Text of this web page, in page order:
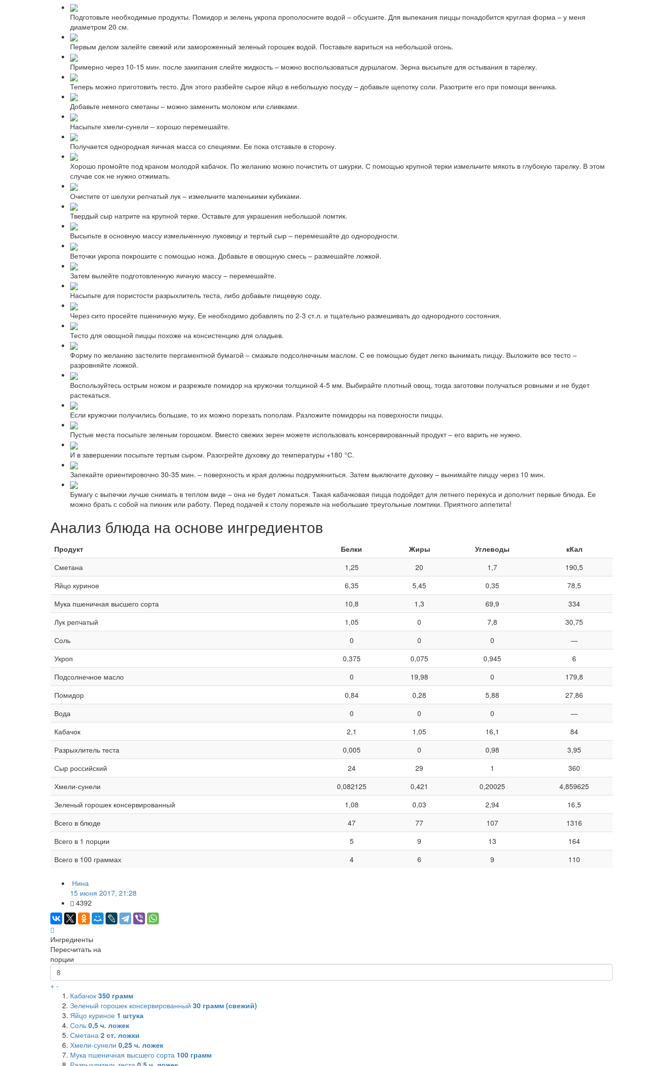
Подготовьте необходимые продукты. Помидор и зелень укропа прополосните водой – обсушите. Для выпекания пиццы понадобится круглая форма – у меня
диаметром 20 см.
Первым делом залейте свежий или замороженный зеленый горошек водой. Поставьте вариться на небольшой огонь.
Примерно через 10-15 мин. после закипания слейте жидкость – можно воспользоваться дуршлагом. Зерна высыпьте для остывания в тарелку.
Теперь можно приготовить тесто. Для этого разбейте сырое яйцо в небольшую посуду – добавьте щепотку соли. Разотрите его при помощи венчика.
Добавьте немного сметаны – можно заменить молоком или сливками.
Насыпьте хмели-сунели – хорошо перемешайте.
Получается однородная яичная масса со специями. Ее пока отставьте в сторону.
Хорошо промойте под краном молодой кабачок. По желанию можно почистить от шкурки. С помощью крупной терки измельчите мякоть в глубокую тарелку. В этом
случае сок не нужно отжимать.
Очистите от шелухи репчатый лук – измельчите маленькими кубиками.
Твердый сыр натрите на крупной терке. Оставьте для украшения небольшой ломтик.
Высыпьте в основную массу измельченную луковицу и тертый сыр – перемешайте до однородности.
Веточки укропа покрошите с помощью ножа. Добавьте в овощную смесь – размешайте ложкой.
Затем вылейте подготовленную яичную массу – перемешайте.
Насыпьте для пористости разрыхлитель теста, либо добавьте пищевую соду.
Через сито просейте пшеничную муку. Ее необходимо добавлять по 2-3 ст.л. и тщательно размешивать до однородного состояния.
Тесто для овощной пиццы похоже на консистенцию для оладьев.
Форму по желанию застелите пергаментной бумагой – смажьте подсолнечным маслом. С ее помощью будет легко вынимать пиццу. Выложите все тесто –
разровняйте ложкой.
Воспользуйтесь острым ножом и разрежьте помидор на кружочки толщиной 4-5 мм. Выбирайте плотный овощ, тогда заготовки получаться ровными и не будет
растекаться.
Если кружочки получились большие, то их можно порезать пополам. Разложите помидоры на поверхности пиццы.
Пустые места посыпьте зеленым горошком. Вместо свежих зерен можете использовать консервированный продукт – его варить не нужно.
И в завершении посыпьте тертым сыром. Разогрейте духовку до температуры +180 °С.
Запекайте ориентировочно 30-35 мин. – поверхность и края должны подрумяниться. Затем выключите духовку – вынимайте пиццу через 10 мин.
Бумагу с выпечки лучше снимать в теплом виде – она не будет ломаться. Такая кабачковая пицца подойдет для летнего перекуса и дополнит первые блюда. Ее
можно брать с собой на пикник или работу. Перед подачей к столу порежьте на небольшие треугольные ломтики. Приятного аппетита!
Анализ блюда на основе ингредиентов
Продукт Белки Жиры Углеводы
кКал
Сметана
1,25 20 1,7
190,5
Яйцо куриное
6,35 5,45 0,35
78,5
Мука пшеничная высшего сорта
10,8 1,3 69,9
334
Лук репчатый
1,05 0 7,8
30,75
Соль
0 0 0
—
Укроп
0,375 0,075 0,945
6
Подсолнечное масло
0 19,98 0
179,8
Помидор
0,84 0,28 5,88
27,86
Вода
0 0 0
—
Кабачок
2,1 1,05 16,1
84
Разрыхлитель теста
0,005 0 0,98
3,95
Сыр российский
24 29 1
360
Хмели-сунели
0,082125 0,421 0,20025
4,859625
Зеленый горошек консервированный
1,08 0,03 2,94
16,5
Всего в блюде
47 77 107
1316
Всего в 1 порции
5 9 13
164
Всего в 100 граммах
4 6 9 110
Нина
15 июня 2017, 21:28
4392
Ингредиенты
Пересчитать на
порции
+ -
Кабачок 350 грамм
Зеленый горошек консервированный 30 грамм (свежий)
Яйцо куриное 1 штука
Соль 0,5 ч. ложек
Сметана 2 ст. ложки
Хмели-сунели 0,25 ч. ложек
Мука пшеничная высшего сорта 100 грамм